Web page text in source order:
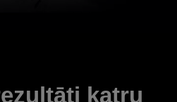
katru